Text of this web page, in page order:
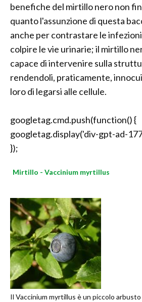
benefiche del mirtillo nero non
quanto l'assunzione di questa
anche per contrastare le
colpire le vie urinarie; il mirtillo
capace di intervenire sulla
rendendoli, praticamente,
loro di legarsi alle cellule.
googletag.cmd.push(function() {
googletag.display('div-gpt-ad-
});
Mirtillo - Vaccinium myrtillus
Il Vaccinium myrtillus è un piccolo